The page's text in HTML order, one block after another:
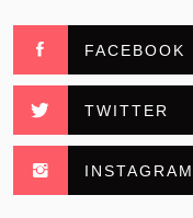
FACEBOOK
TWITTER
INSTAGRAM